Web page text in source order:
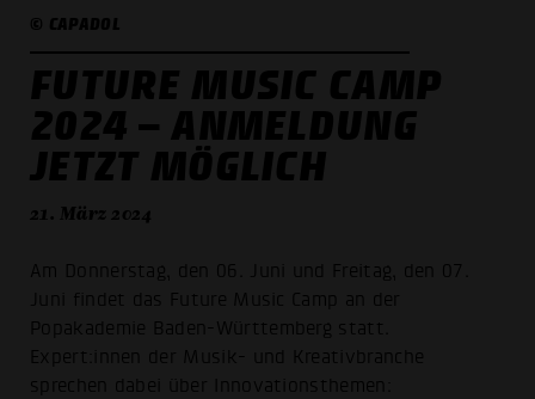
© CAPADOL
FUTURE MUSIC CAMP
2024 – ANMELDUNG
JETZT MÖGLICH
21. März 2024
Am Donnerstag, den 06. Juni und Freitag, den 07.
Juni findet das Future Music Camp an der
Popakademie Baden-Württemberg statt.
Expert:innen der Musik- und Kreativbranche
sprechen dabei über Innovationsthemen: